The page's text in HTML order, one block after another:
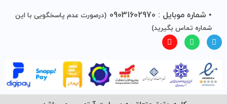
• شماره موبایل : 09031602970
(درصورت عدم پاسخگویی با این
شماره تماس بگیرید)